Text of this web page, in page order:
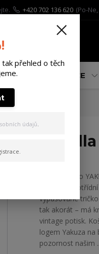
+420 702 136 620 (Po-
% AKCE
vanilla
Pánské tričko
ukazuje
vypasované
tak akorát – má
vintage potisk.
logem Yakuza na
pozornost našim
tak přehled o těch
údajů.